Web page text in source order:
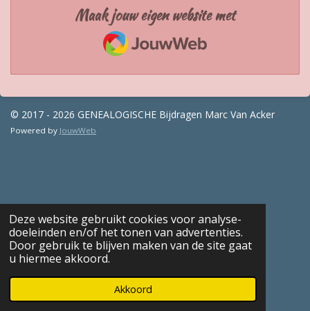
Deze website gebruikt cookies voor analyse-
doeleinden en/of het tonen van advertenties.
Door gebruik te blijven maken van de site gaat
u hiermee akkoord.
Akkoord
Maak jouw eigen website met
JouwWeb
© 2017 - 2026 GENEALOGISCHE Bijdragen Marc Van Acker
Powered by JouwWeb